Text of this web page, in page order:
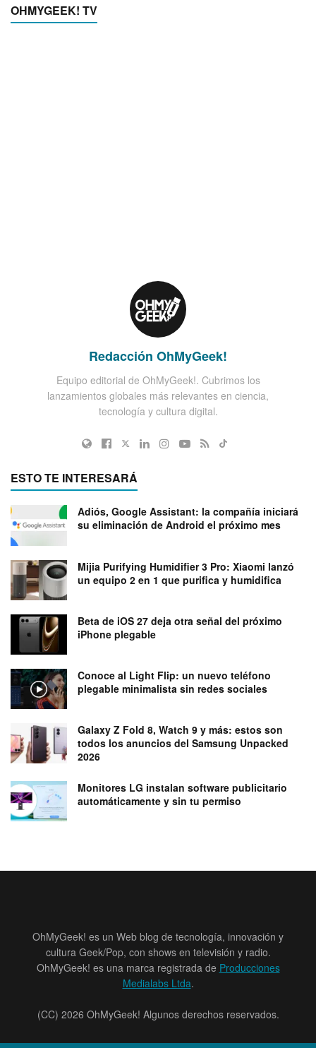
OHMYGEEK! TV
Redacción OhMyGeek!
Equipo editorial de OhMyGeek!. Cubrimos los
lanzamientos globales más relevantes en ciencia,
tecnología y cultura digital.
ESTO TE INTERESARÁ
Adiós, Google Assistant: la compañía iniciará
su eliminación de Android el próximo mes
Mijia Purifying Humidifier 3 Pro: Xiaomi lanzó
un equipo 2 en 1 que purifica y humidifica
Beta de iOS 27 deja otra señal del próximo
iPhone plegable
Conoce al Light Flip: un nuevo teléfono
plegable minimalista sin redes sociales
Galaxy Z Fold 8, Watch 9 y más: estos son
todos los anuncios del Samsung Unpacked
2026
Monitores LG instalan software publicitario
automáticamente y sin tu permiso
OhMyGeek! es un Web blog de tecnología, innovación y
cultura Geek/Pop, con shows en televisión y radio.
OhMyGeek! es una marca registrada de Producciones
Medialabs Ltda.
(CC) 2026 OhMyGeek! Algunos derechos reservados.